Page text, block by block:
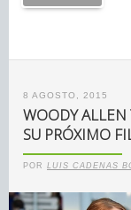
8 AGOSTO, 2015
WOODY ALLEN
SU PRÓXIMO
POR LUIS CADENAS